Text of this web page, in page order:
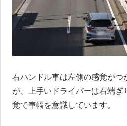
右ハンドル車は左側の感覚がつ
が、上手いドライバーは右端ぎ
覚で車幅を意識しています。